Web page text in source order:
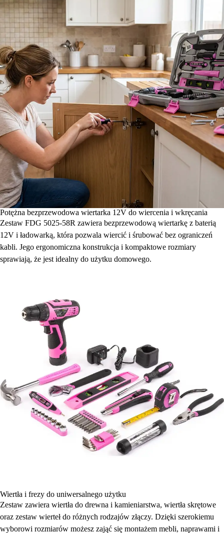
Potężna bezprzewodowa wiertarka 12V do wiercenia i wkręcania
Zestaw FDG 5025-58R zawiera bezprzewodową wiertarkę z baterią
12V i ładowarką, która pozwala wiercić i śrubować bez ograniczeń
kabli. Jego ergonomiczna konstrukcja i kompaktowe rozmiary
sprawiają, że jest idealny do użytku domowego.
Wiertła i frezy do uniwersalnego użytku
Zestaw zawiera wiertła do drewna i kamieniarstwa, wiertła skrętowe
oraz zestaw wierteł do różnych rodzajów złączy. Dzięki szerokiemu
wyborowi rozmiarów możesz zająć się montażem mebli, naprawami i